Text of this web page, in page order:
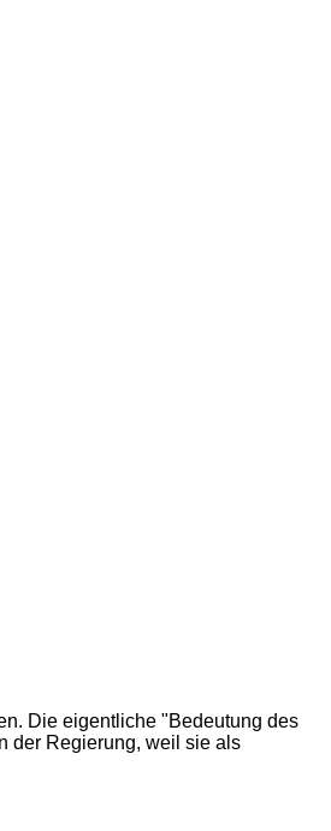
Die eigentliche "Bedeutung des
der Regierung, weil sie als